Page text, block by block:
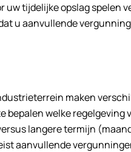
uw tijdelijke opslag spelen
u aanvullende
maken
bepalen welke regelgeving
langere termijn
aanvullende